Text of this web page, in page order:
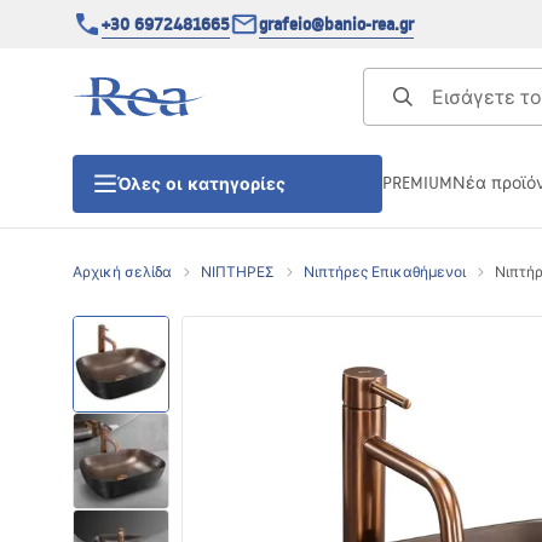
+30 6972481665 grafeio@banio-rea.gr
Όλες οι κατηγορίες
Πόρτες ντουζίερας
ΣΙΦΩΝΙΑ ΔΑΠΕΔΟΥ
PREMIUMΝέα
Αρχική σελίδα ΝΙΠΤΗΡΕΣ Νιπτήρες Επικαθήμενοι